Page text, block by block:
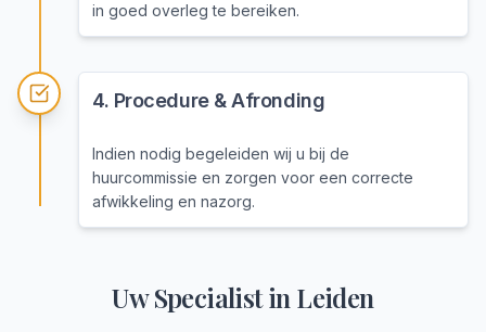
in goed overleg te bereiken.
4. Procedure & Afronding
Indien nodig begeleiden wij u bij de
huurcommissie en zorgen voor een correcte
afwikkeling en nazorg.
Uw Specialist in Leiden